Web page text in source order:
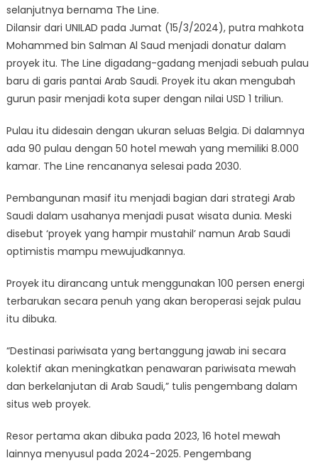
selanjutnya bernama The Line.
Dilansir dari UNILAD pada Jumat (15/3/2024), putra mahkota
Mohammed bin Salman Al Saud menjadi donatur dalam
proyek itu. The Line digadang-gadang menjadi sebuah pulau
baru di garis pantai Arab Saudi. Proyek itu akan mengubah
gurun pasir menjadi kota super dengan nilai USD 1 triliun.
Pulau itu didesain dengan ukuran seluas Belgia. Di dalamnya
ada 90 pulau dengan 50 hotel mewah yang memiliki 8.000
kamar. The Line rencananya selesai pada 2030.
Pembangunan masif itu menjadi bagian dari strategi Arab
Saudi dalam usahanya menjadi pusat wisata dunia. Meski
disebut ‘proyek yang hampir mustahil’ namun Arab Saudi
optimistis mampu mewujudkannya.
Proyek itu dirancang untuk menggunakan 100 persen energi
terbarukan secara penuh yang akan beroperasi sejak pulau
itu dibuka.
“Destinasi pariwisata yang bertanggung jawab ini secara
kolektif akan meningkatkan penawaran pariwisata mewah
dan berkelanjutan di Arab Saudi,” tulis pengembang dalam
situs web proyek.
Resor pertama akan dibuka pada 2023, 16 hotel mewah
lainnya menyusul pada 2024-2025. Pengembang